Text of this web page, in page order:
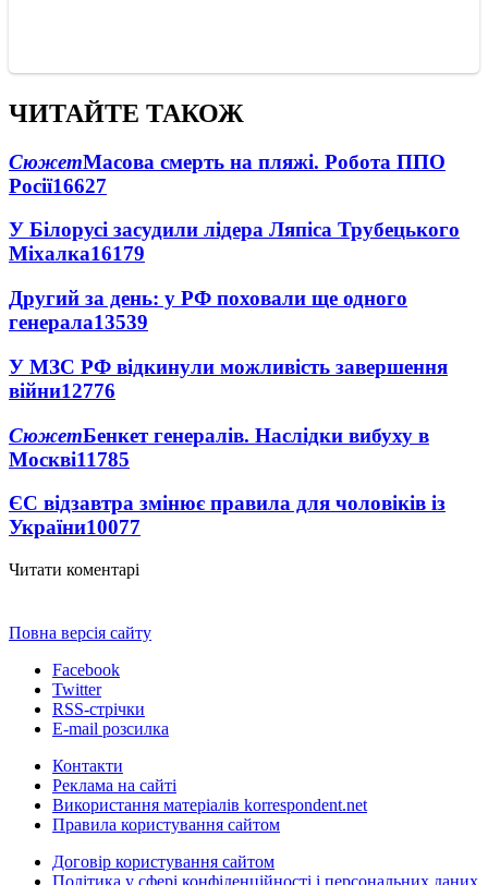
ЧИТАЙТЕ ТАКОЖ
СюжетМасова смерть на пляжі. Робота ППО
Росії16627
У Білорусі засудили лідера Ляпіса Трубецького
Міхалка16179
Другий за день: у РФ поховали ще одного
генерала13539
У МЗС РФ відкинули можливість завершення
війни12776
СюжетБенкет генералів. Наслідки вибуху в
Москві11785
ЄС відзавтра змінює правила для чоловіків із
України10077
Читати коментарі
Повна версія сайту
Facebook
Twitter
RSS-стрічки
E-mail розсилка
Контакти
Реклама на сайті
Використання матеріалів korrespondent.net
Правила користування сайтом
Договір користування сайтом
Політика у сфері конфіденційності і персональних даних